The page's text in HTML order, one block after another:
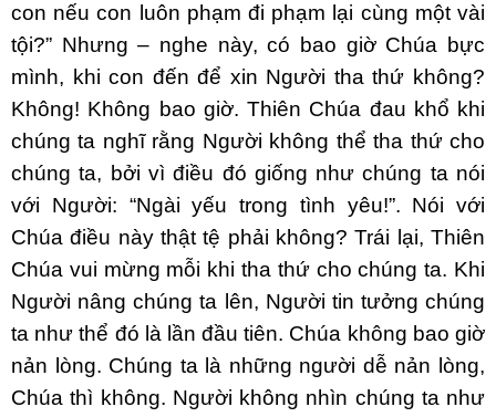
con nếu con luôn phạm đi phạm lại cùng một vài
tội?” Nhưng – nghe này, có bao giờ Chúa bực
mình, khi con đến để xin Người tha thứ không?
Không! Không bao giờ. Thiên Chúa đau khổ khi
chúng ta nghĩ rằng Người không thể tha thứ cho
chúng ta, bởi vì điều đó giống như chúng ta nói
với Người: “Ngài yếu trong tình yêu!”. Nói với
Chúa điều này thật tệ phải không? Trái lại, Thiên
Chúa vui mừng mỗi khi tha thứ cho chúng ta. Khi
Người nâng chúng ta lên, Người tin tưởng chúng
ta như thể đó là lần đầu tiên. Chúa không bao giờ
nản lòng. Chúng ta là những người dễ nản lòng,
Chúa thì không. Người không nhìn chúng ta như